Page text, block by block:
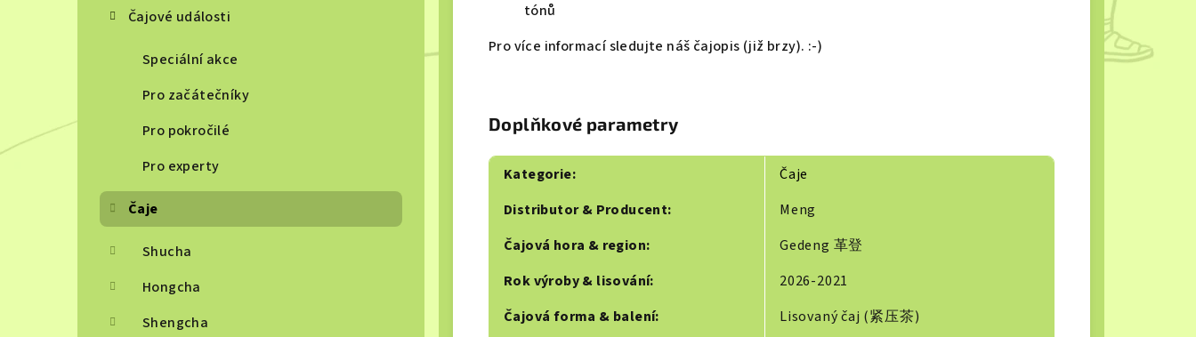
Čajové události
Speciální akce
Pro začátečníky
Pro pokročilé
Pro experty
Čaje
Shucha
Hongcha
Shengcha
tónů
Pro více informací sledujte náš čajopis (již brzy). :-)
Doplňkové parametry
Kategorie:
Čaje
Distributor & Producent:
Meng
Čajová hora & region:
Gedeng 革登
Rok výroby & lisování:
2026-2021
Čajová forma & balení: Lisovaný čaj (紧压茶)